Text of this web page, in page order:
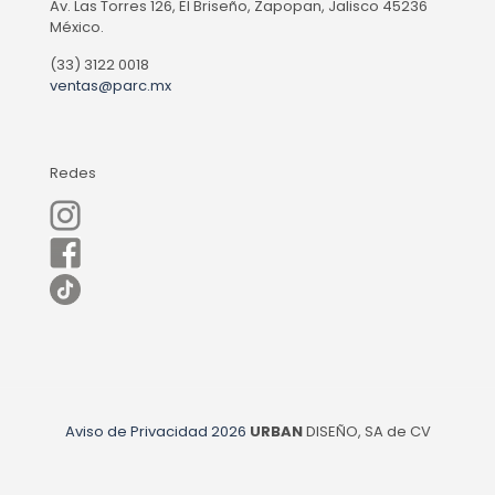
Av. Las Torres 126, El Briseño, Zapopan, Jalisco 45236
México.
(33) 3122 0018
ventas@parc.mx
Redes
Aviso de Privacidad 2026 URBANDISEÑO, SA de CV